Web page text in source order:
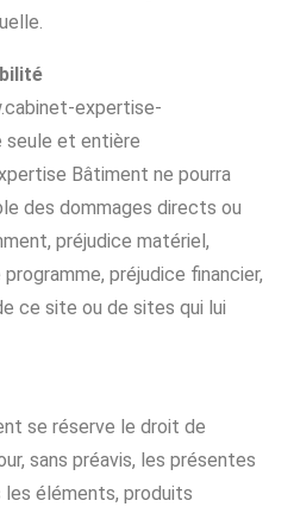
expertise-
seule et entière
Bâtiment ne pourra
des dommages directs ou
préjudice matériel,
préjudice financier,
ce site ou de sites qui lui
se réserve le droit de
sans préavis, les présentes
éléments, produits